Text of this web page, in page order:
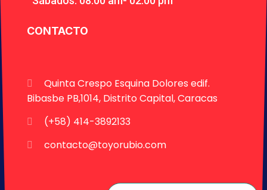
CONTACTO
Quinta Crespo Esquina Dolores edif.
Bibasbe PB,1014, Distrito Capital, Caracas
(+58) 414-3892133
contacto@toyorubio.com